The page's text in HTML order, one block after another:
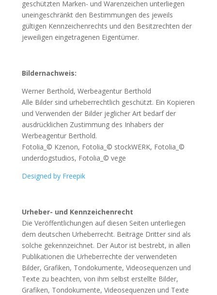
geschützten Marken- und Warenzeichen unterliegen
uneingeschränkt den Bestimmungen des jeweils
gültigen Kennzeichenrechts und den Besitzrechten der
jeweiligen eingetragenen Eigentümer.
Bildernachweis:
Werner Berthold, Werbeagentur Berthold
Alle Bilder sind urheberrechtlich geschützt. Ein Kopieren
und Verwenden der Bilder jeglicher Art bedarf der
ausdrücklichen Zustimmung des Inhabers der
Werbeagentur Berthold.
Fotolia_© Kzenon, Fotolia_© stockWERK, Fotolia_©
underdogstudios, Fotolia_© vege
Designed by Freepik
Urheber- und Kennzeichenrecht
Die Veröffentlichungen auf diesen Seiten unterliegen
dem deutschen Urheberrecht. Beiträge Dritter sind als
solche gekennzeichnet. Der Autor ist bestrebt, in allen
Publikationen die Urheberrechte der verwendeten
Bilder, Grafiken, Tondokumente, Videosequenzen und
Texte zu beachten, von ihm selbst erstellte Bilder,
Grafiken, Tondokumente, Videosequenzen und Texte